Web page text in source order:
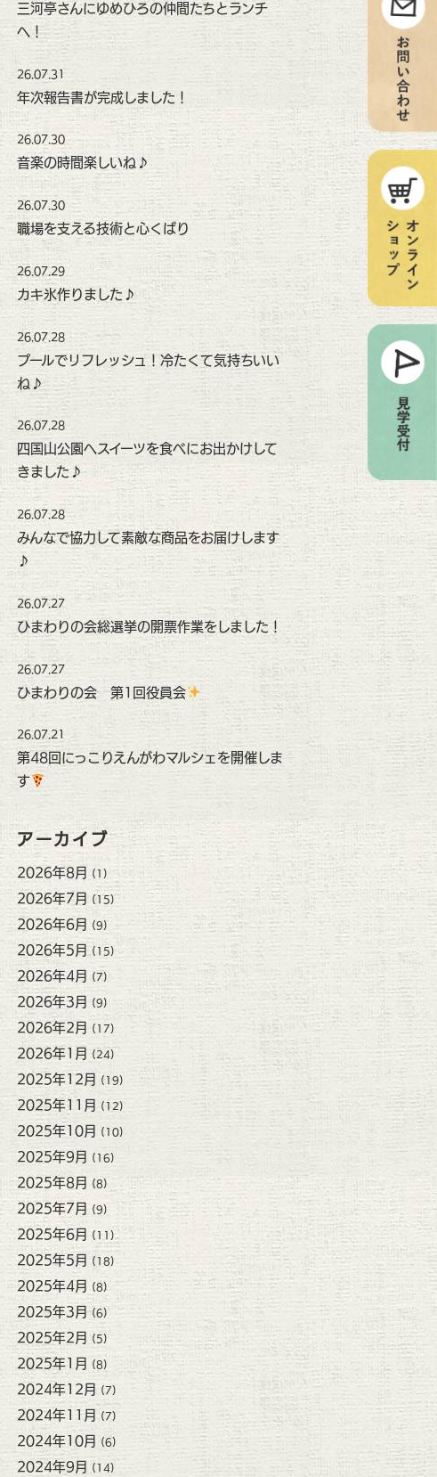
三河亭さんにゆめひろの仲間たちとランチ
へ！
26.07.31
年次報告書が完成しました！
26.07.30
音楽の時間楽しいね♪
26.07.30
職場を支える技術と心くばり
26.07.29
カキ氷作りました♪
26.07.28
プールでリフレッシュ！冷たくて気持ちいい
ね♪
26.07.28
四国山公園へスイーツを食べにお出かけして
きました♪
26.07.28
みんなで協力して素敵な商品をお届けします
♪
26.07.27
ひまわりの会総選挙の開票作業をしました！
26.07.27
ひまわりの会 第1回役員会
26.07.21
第48回にっこりえんがわマルシェを開催しま
す
アーカイブ
2026年8月 (1)
2026年7月 (15)
2026年6月 (9)
2026年5月 (15)
2026年4月 (7)
2026年3月 (9)
2026年2月 (17)
2026年1月 (24)
2025年12月 (19)
2025年11月 (12)
2025年10月 (10)
2025年9月 (16)
2025年8月 (8)
2025年7月 (9)
2025年6月 (11)
2025年5月 (18)
2025年4月 (8)
2025年3月(6)
2025年2月 (5)
2025年1月 (8)
2024年12月 (7)
2024年11月 (7)
2024年10月 (6)
2024年9月 (14)